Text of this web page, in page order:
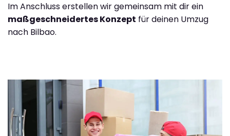
Im Anschluss erstellen wir gemeinsam mit dir ein
maßgeschneidertes Konzept für deinen Umzug
nach Bilbao.